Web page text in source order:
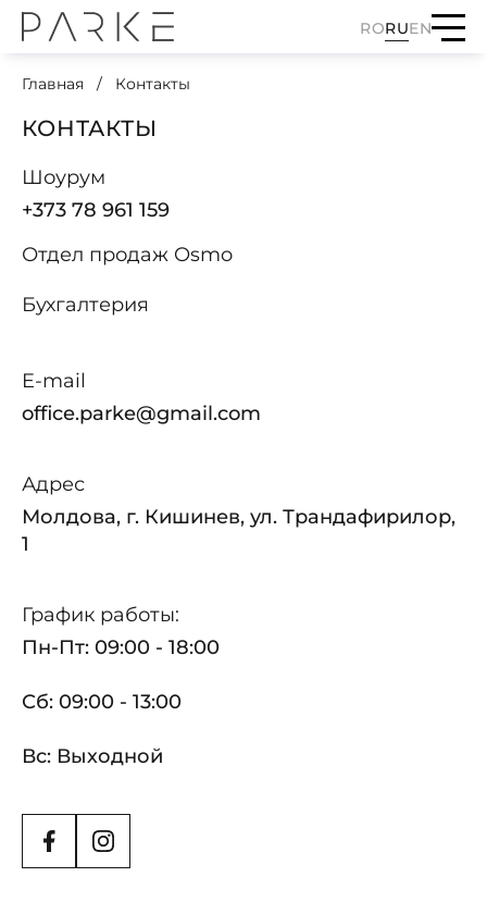
RORUEN
Главная Контакты
КОНТАКТЫ
Шоурум
+373 78 961 159
Отдел продаж Osmo
Бухгалтерия
E-mail
office.parke@gmail.com
Адрес
Молдова, г. Кишинев, ул. Трандафирилор,
1
График работы:
Пн-Пт: 09:00 - 18:00
Сб: 09:00 - 13:00
Вс: Выходной